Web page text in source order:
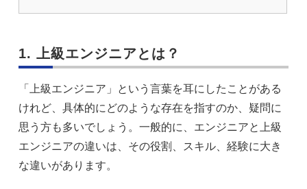
1. 上級エンジニアとは？
「上級エンジニア」という言葉を耳にしたことがある
けれど、具体的にどのような存在を指すのか、疑問に
思う方も多いでしょう。一般的に、エンジニアと上級
エンジニアの違いは、その役割、スキル、経験に大き
な違いがあります。